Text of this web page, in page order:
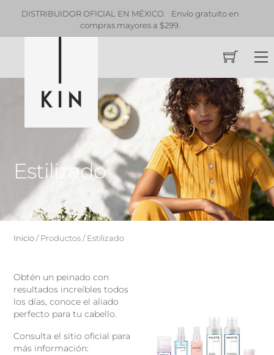
Envío gratuito en
¿Eres estilista profesional o distribuidor
profesionales?
Estilizado
Inicio/ Productos / Estilizado
Obtén un peinado con
resultados increíbles todos
los días, conoce el aliado
perfecto para tu cabello.
Consulta el sitio oficial para
más información: